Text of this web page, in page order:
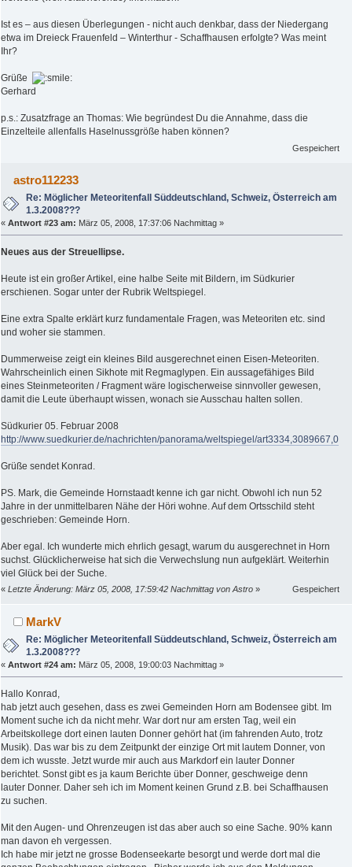
Ist es – aus diesen Überlegungen - nicht auch denkbar, dass der Niedergang
etwa im Dreieck Frauenfeld – Winterthur - Schaffhausen erfolgte? Was meint
Ihr?
Grüße
Gerhard
p.s.: Zusatzfrage an Thomas: Wie begründest Du die Annahme, dass die
Einzelteile allenfalls Haselnussgröße haben können?
Gespeichert
astro112233
Re: Möglicher Meteoritenfall Süddeutschland, Schweiz, Österreich am
1.3.2008???
« Antwort #23 am: März 05, 2008, 17:37:06 Nachmittag »
Neues aus der Streuellipse.
Heute ist ein großer Artikel, eine halbe Seite mit Bildern, im Südkurier
erschienen. Sogar unter der Rubrik Weltspiegel.
Eine extra Spalte erklärt kurz fundamentale Fragen, was Meteoriten etc. sind
und woher sie stammen.
Dummerweise zeigt ein kleines Bild ausgerechnet einen Eisen-Meteoriten.
Wahrscheinlich einen Sikhote mit Regmaglypen. Ein aussagefähiges Bild
eines Steinmeteoriten / Fragment wäre logischerweise sinnvoller gewesen,
damit die Leute überhaupt wissen, wonach sie Ausschau halten sollen.
Südkurier 05. Februar 2008
http://www.suedkurier.de/nachrichten/panorama/weltspiegel/art3334,3089667,0
Grüße sendet Konrad.
PS. Mark, die Gemeinde Hornstaadt kenne ich gar nicht. Obwohl ich nun 52
Jahre in der unmittelbaren Nähe der Höri wohne. Auf dem Ortsschild steht
geschrieben: Gemeinde Horn.
Aber egal. Ich wunderte mich ehrlich gesagt, warum du ausgerechnet in Horn
suchst. Glücklicherweise hat sich die Verwechslung nun aufgeklärt. Weiterhin
viel Glück bei der Suche.
« Letzte Änderung: März 05, 2008, 17:59:42 Nachmittag von Astro » Gespeichert
MarkV
Re: Möglicher Meteoritenfall Süddeutschland, Schweiz, Österreich am
1.3.2008???
« Antwort #24 am: März 05, 2008, 19:00:03 Nachmittag »
Hallo Konrad,
hab jetzt auch gesehen, dass es zwei Gemeinden Horn am Bodensee gibt. Im
Moment suche ich da nicht mehr. War dort nur am ersten Tag, weil ein
Arbeitskollege dort einen lauten Donner gehört hat (im fahrenden Auto, trotz
Musik). Das war bis zu dem Zeitpunkt der einzige Ort mit lautem Donner, von
dem ich wusste. Jetzt wurde mir auch aus Markdorf ein lauter Donner
berichtet. Sonst gibt es ja kaum Berichte über Donner, geschweige denn
lauter Donner. Daher seh ich im Moment keinen Grund z.B. bei Schaffhausen
zu suchen.
Mit den Augen- und Ohrenzeugen ist das aber auch so eine Sache. 90% kann
man davon eh vergessen.
Ich habe mir jetzt ne grosse Bodenseekarte besorgt und werde dort mal die